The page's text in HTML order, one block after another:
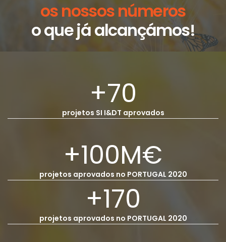
os nossos números
o que já alcançámos!
+70
projetos SI I&DT aprovados
+100M€
projetos aprovados no PORTUGAL 2020
+170
projetos aprovados no PORTUGAL 2020